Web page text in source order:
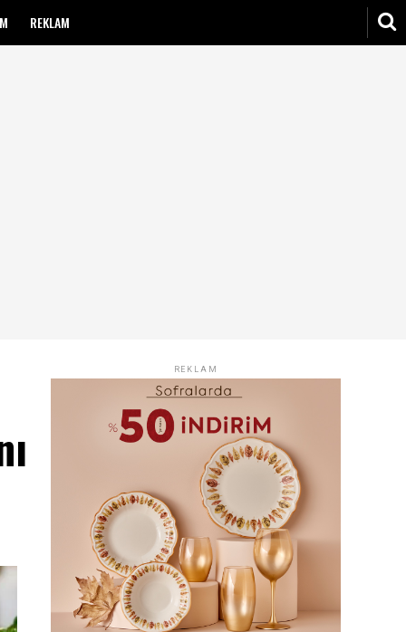
REKLAM
REKLAM